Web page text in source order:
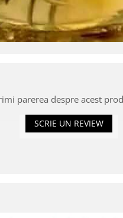
parerea despre acest
SCRIE UN REVIEW